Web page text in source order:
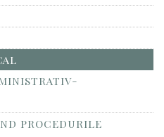
PROCEDURILE